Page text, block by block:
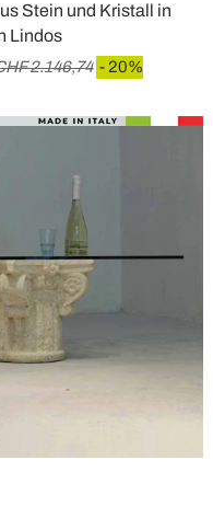
Stein und Kristall in
Lindos
2.146,74 - 20%